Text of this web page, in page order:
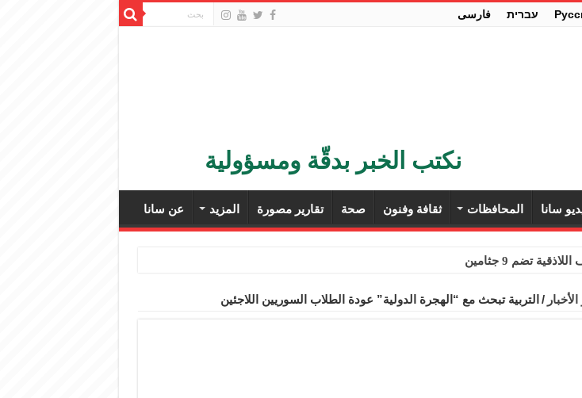
עברית فارسی
نكتب الخبر بدقّة ومسؤولية
سانا المحافظات ثقافة وفنون صحة تقارير مصورة المزيد عن سانا
تضم 9 جثامين
والتجارية والصناعية من الرسوم
/ التربية تبحث مع “الهجرة الدولية” عودة الطلاب السوريين اللاجئين